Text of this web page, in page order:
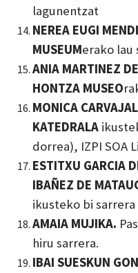
lagunentzat
NEREA EUGI
MUSEUMerako lau
ANIA MARTINEZ
HONTZA MUSEO
MONICA
KATEDRALA
dorrea), IZPI SOA
ESTITXU GARCIA
IBAÑEZ DE
ikusteko bi sarrera
AMAIA MUJIKA.
hiru sarrera.
IBAI SUESKUN